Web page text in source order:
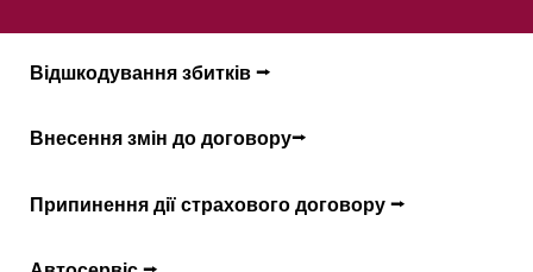
Відшкодування збитків ⭢
Внесення змін до договору⭢
Припинення дії страхового договору ⭢